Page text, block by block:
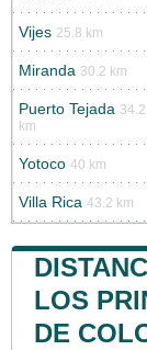
Vijes 25.8 km
Miranda 30.2 km
Puerto Tejada 34.2
km
Yotoco 40 km
Villa Rica 43.2 km
LOS
DE